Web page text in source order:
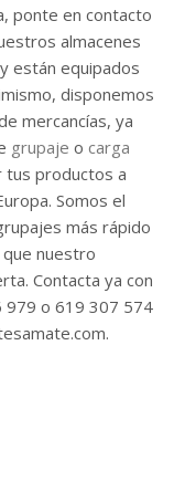
ponte en contacto
almacenes
y están equipados
disponemos
mercancías, ya
grupaje o carga
tus productos a
Somos el
más rápido
que nuestro
Contacta ya con
979 o 619 307 574